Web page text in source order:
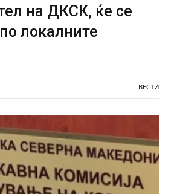
на ДКСК, ќе се
локалните
ВЕСТИ